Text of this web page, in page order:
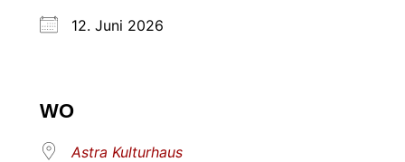
12. Juni 2026
WO
Astra Kulturhaus